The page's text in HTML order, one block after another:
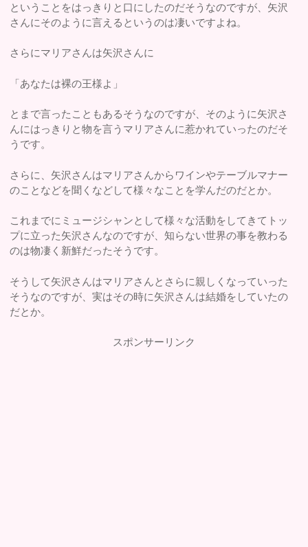
ということをはっきりと口にしたのだそうなのですが、矢沢
さんにそのように言えるというのは凄いですよね。
さらにマリアさんは矢沢さんに
「あなたは裸の王様よ」
とまで言ったこともあるそうなのですが、そのように矢沢さ
んにはっきりと物を言うマリアさんに惹かれていったのだそ
うです。
さらに、矢沢さんはマリアさんからワインやテーブルマナー
のことなどを聞くなどして様々なことを学んだのだとか。
これまでにミュージシャンとして様々な活動をしてきてトッ
プに立った矢沢さんなのですが、知らない世界の事を教わる
のは物凄く新鮮だったそうです。
そうして矢沢さんはマリアさんとさらに親しくなっていった
そうなのですが、実はその時に矢沢さんは結婚をしていたの
だとか。
スポンサーリンク